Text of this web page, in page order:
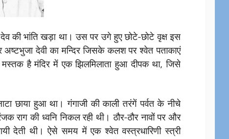
देव की भांति खड़ा था। उस पर उगे हुए छोटे-छोटे वृक्ष इस
देवी का मन्दिर जिसके कलश पर श्वेत पताकाएं
है मंदिर में एक झिलमिलाता हुआ दीपक था, जिसे
छाया हुआ था। गंगाजी की काली तरंगें पर्वत के नीचे
की ध्वनि निकल रही थी। ठौर-ठौर नावों पर और
देती थी। ऐसे समय में एक श्वेत वस्त्रधारिणी स्त्री